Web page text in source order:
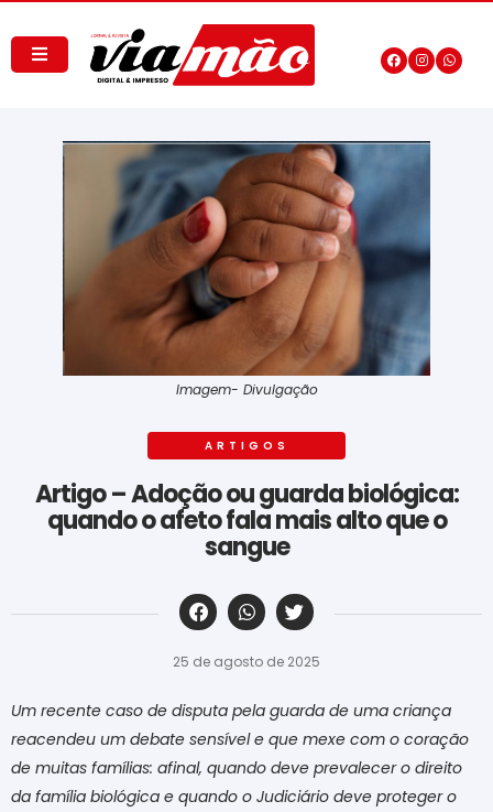
Imagem- Divulgação
ARTIGOS
Artigo – Adoção ou guarda biológica:
quando o afeto fala mais alto que o
sangue
‎ ‎ ‎ ‎ ‎ ‎ ‎ ‎ ‎ ‎ ‎ ‎ ‎ ‎ ‎ ‎ ‎ ‎ ‎ ‎ ‎ ‎ ‎ ‎ ‎ ‎ ‎ ‎ ‎ ‎ ‎
25 de agosto de 2025
Um recente caso de disputa pela guarda de uma criança
reacendeu um debate sensível e que mexe com o coração
de muitas famílias: afinal, quando deve prevalecer o direito
da família biológica e quando o Judiciário deve proteger o